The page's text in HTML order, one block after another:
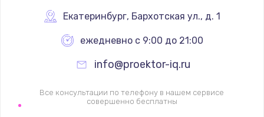
Екатеринбург, Бархотская ул., д. 1
ежедневно с 9:00 до 21:00
info@proektor-iq.ru
Все консультации по телефону в нашем сервисе
совершенно бесплатны